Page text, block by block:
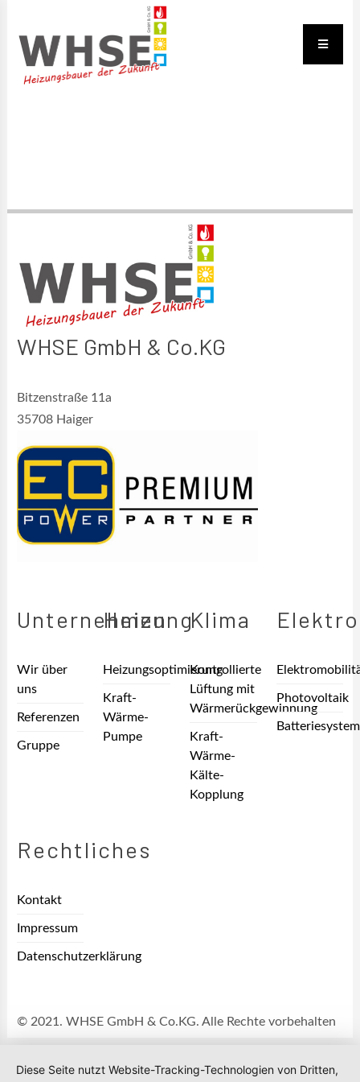
WHSE GmbH & Co.KG
Bitzenstraße 11a
35708 Haiger
Unternehmen
Wir über
uns
Referenzen
Gruppe
Heizung
Heizungsoptimierung
Kraft-
Wärme-
Pumpe
Klima
Kontrollierte
Lüftung mit
Wärmerückgewinnung
Kraft-
Wärme-
Kälte-
Kopplung
Elektro
Photovoltaik
Rechtliches
Kontakt
Impressum
Datenschutzerklärung
© 2021. WHSE GmbH & Co.KG. Alle Rechte vorbehalten
Diese Seite nutzt Website-Tracking-Technologien von Dritten,